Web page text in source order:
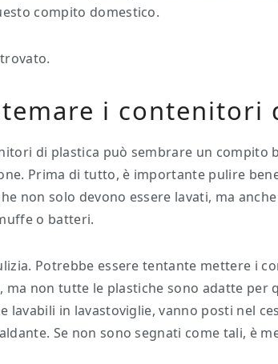
compito domestico.
i contenitori
di plastica può sembrare un compito
Prima di tutto, è importante pulire
non solo devono essere lavati, ma
o batteri.
Potrebbe essere tentante mettere i
ma non tutte le plastiche sono adatte per
lavabili in lavastoviglie, vanno posti nel
Se non sono segnati come tali, è